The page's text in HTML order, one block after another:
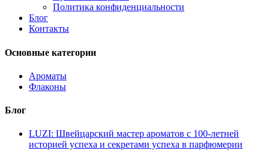
Политика конфиденциальности
Блог
Контакты
Основные категории
Ароматы
Флаконы
Блог
LUZI: Швейцарский мастер ароматов с 100-летней
историей успеха и секретами успеха в парфюмерии